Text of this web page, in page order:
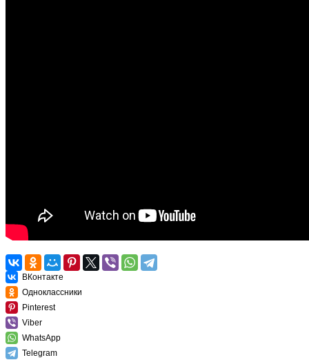
ВКонтакте
Одноклассники
Pinterest
Viber
WhatsApp
Telegram